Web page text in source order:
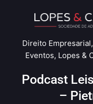
Direito Empresarial,
Eventos, Lopes &
Podcast
–